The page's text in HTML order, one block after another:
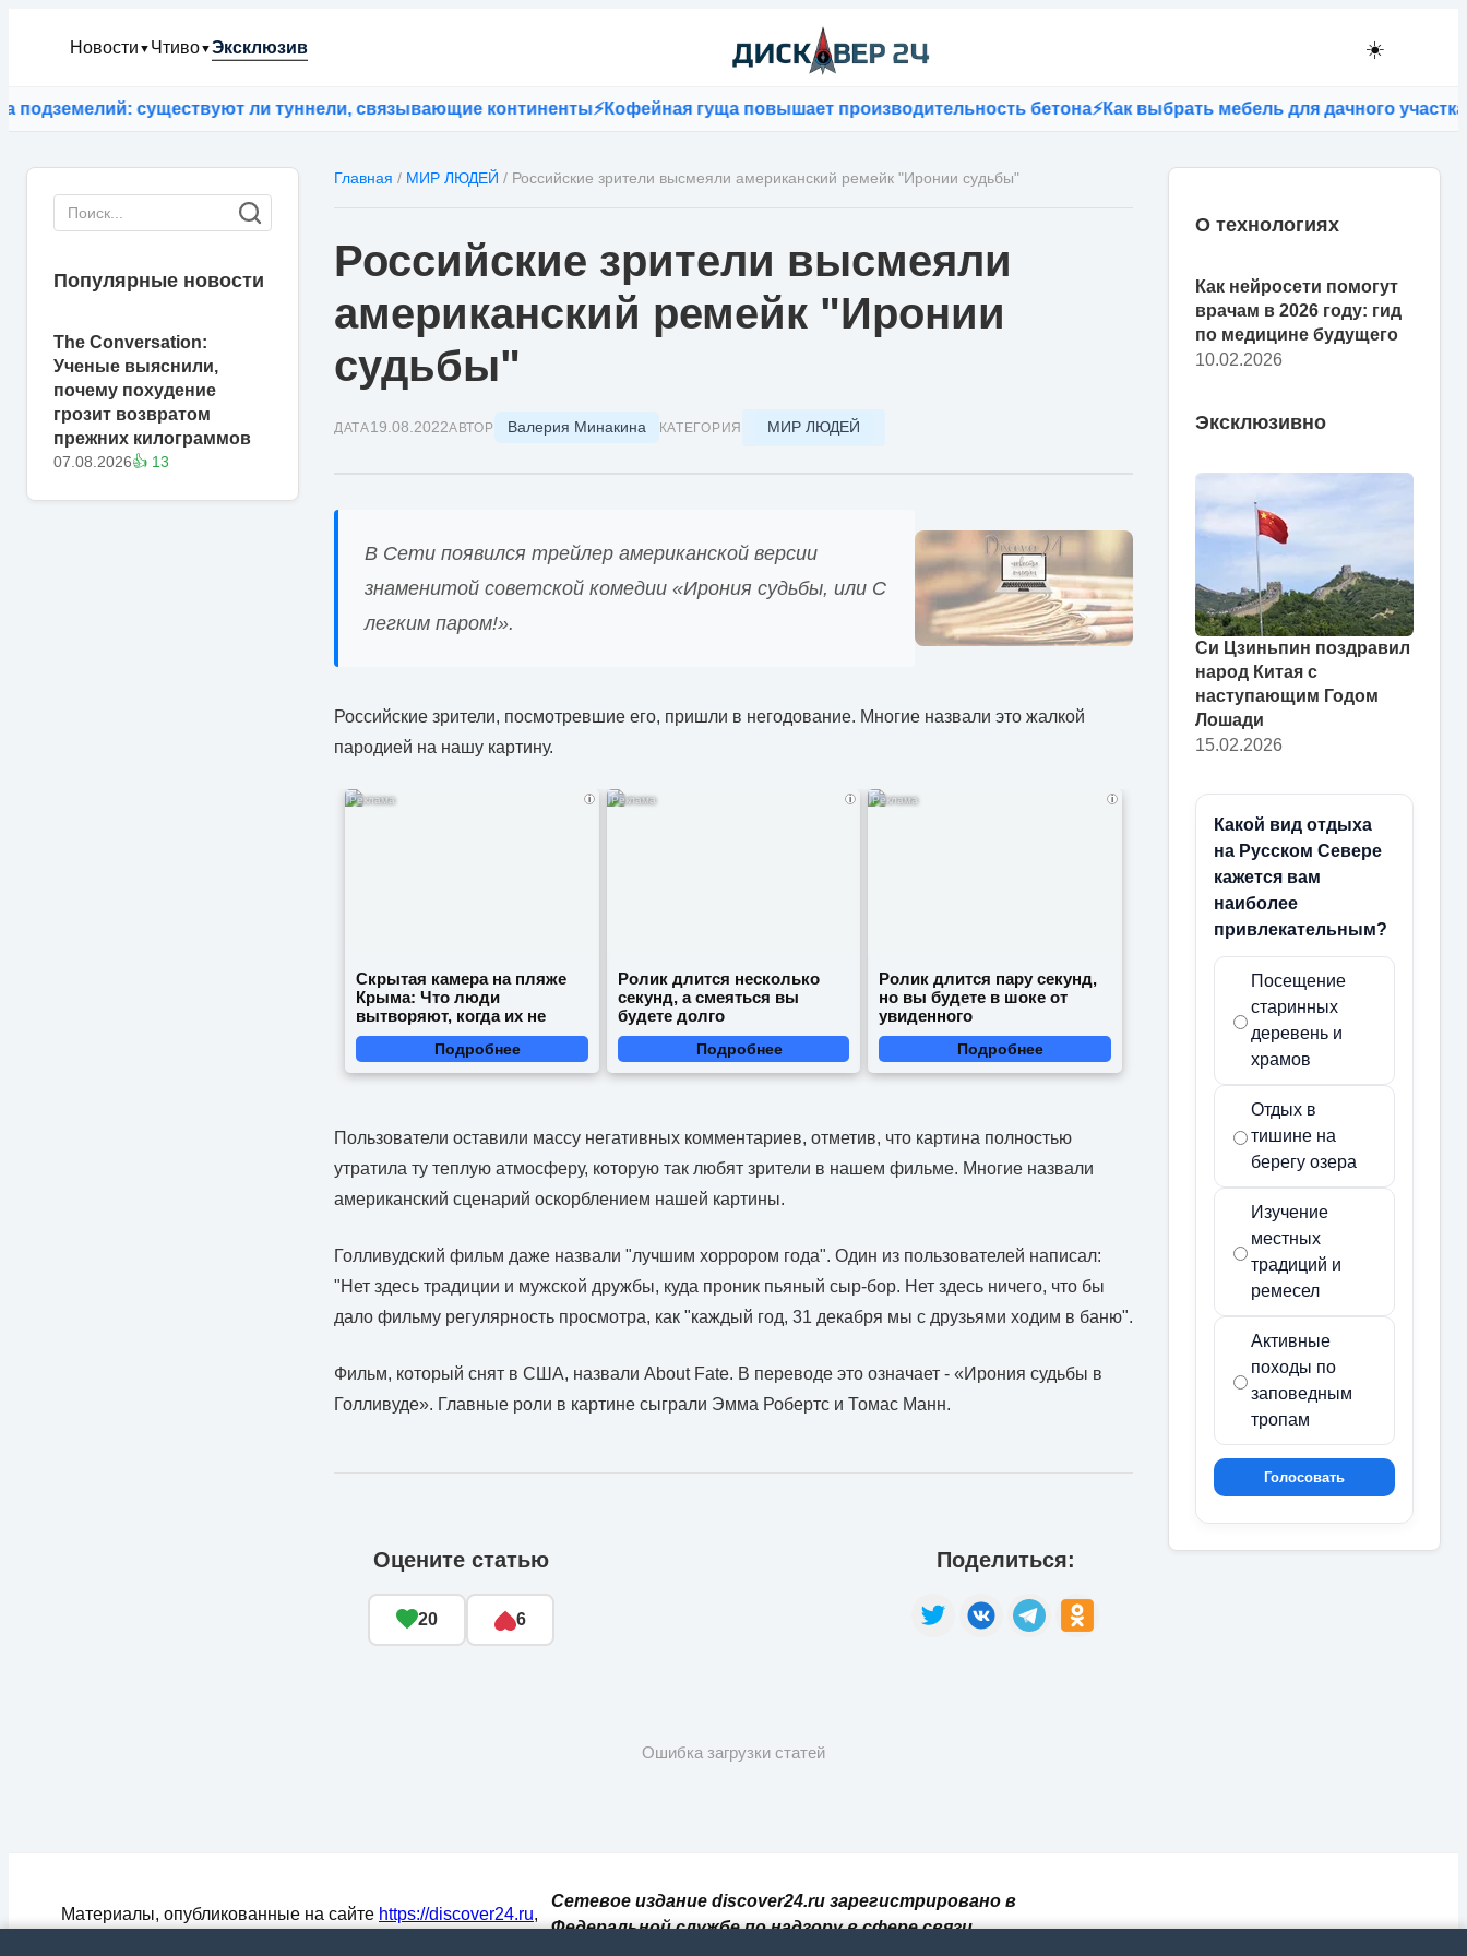
Новости ▼ Чтиво▼Эксклюзив ☀️
существуют ли туннели, связывающие континенты⚡Кофейная гуща повышает производительность бетона⚡Как выбрать мебель для дачного участка:
Популярные новости
The Conversation:
Ученые выяснили,
почему похудение
грозит возвратом
прежних килограммов
07.08.2026👍 13
Главная / МИР ЛЮДЕЙ / Российские зрители высмеяли американский ремейк "Иронии судьбы"
Российские зрители высмеяли
американский ремейк "Иронии
судьбы"
ДАТА19.08.2022АВТОР Валерия Минакина КАТЕГОРИЯ МИР ЛЮДЕЙ
В Сети появился трейлер американской версии
знаменитой советской комедии «Ирония судьбы, или С
легким паром!».
Российские зрители, посмотревшие его, пришли в негодование. Многие назвали это жалкой
пародией на нашу картину.
i
Скрытая камера на пляже
Крыма: Что люди
вытворяют, когда их не
видят...
Подробнее
i
Ролик длится несколько
секунд, а смеяться вы
будете долго
Подробнее
i
Ролик длится пару секунд,
но вы будете в шоке от
увиденного
Подробнее
Пользователи оставили массу негативных комментариев, отметив, что картина полностью
утратила ту теплую атмосферу, которую так любят зрители в нашем фильме. Многие назвали
американский сценарий оскорблением нашей картины.
Голливудский фильм даже назвали "лучшим хоррором года". Один из пользователей написал:
"Нет здесь традиции и мужской дружбы, куда проник пьяный сыр-бор. Нет здесь ничего, что бы
дало фильму регулярность просмотра, как "каждый год, 31 декабря мы с друзьями ходим в баню".
Фильм, который снят в США, назвали About Fate. В переводе это означает - «Ирония судьбы в
Голливуде». Главные роли в картине сыграли Эмма Робертс и Томас Манн.
Оцените статью
20 6
Поделиться:
Ошибка загрузки статей
О технологиях
Как нейросети помогут
врачам в 2026 году: гид
по медицине будущего
10.02.2026
Эксклюзивно
Си Цзиньпин поздравил
народ Китая с
наступающим Годом
Лошади
15.02.2026
Какой вид отдыха
на Русском Севере
кажется вам
наиболее
привлекательным?
Посещение
старинных
деревень и
храмов
Отдых в
тишине на
берегу озера
Изучение
местных
традиций и
ремесел
Активные
походы по
заповедным
тропам
Голосовать
Сетевое издание discover24.ru зарегистрировано в
Федеральной службе по надзору в сфере связи,
Материалы, опубликованные на сайте https://discover24.ru,